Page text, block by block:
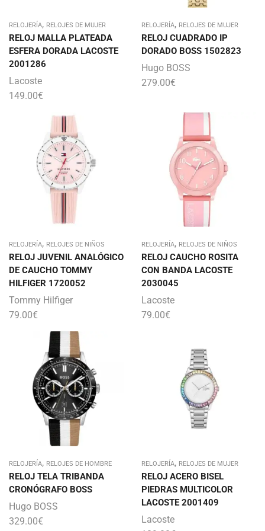
RELOJERÍA, RELOJES DE MUJER
RELOJ MALLA PLATEADA
ESFERA DORADA LACOSTE
2001286
Lacoste
149.00€
RELOJERÍA, RELOJES DE MUJER
RELOJ CUADRADO IP
DORADO BOSS 1502823
Hugo BOSS
279.00€
RELOJERÍA, RELOJES DE NIÑOS
RELOJ JUVENIL ANALÓGICO
DE CAUCHO TOMMY
HILFIGER 1720052
Tommy Hilfiger
79.00€
RELOJERÍA, RELOJES DE NIÑOS
RELOJ CAUCHO ROSITA
CON BANDA LACOSTE
2030045
Lacoste
79.00€
RELOJERÍA, RELOJES DE HOMBRE
RELOJ TELA TRIBANDA
CRONÓGRAFO BOSS
Hugo BOSS
329.00€
RELOJERÍA, RELOJES DE MUJER
RELOJ ACERO BISEL
PIEDRAS MULTICOLOR
LACOSTE 2001409
Lacoste